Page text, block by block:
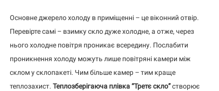
Основне джерело холоду в приміщенні – це віконний отвір.
Перевірте самі – взимку скло дуже холодне, а отже, через
нього холодне повітря проникає всередину. Послабити
проникнення холоду можуть лише повітряні камери між
склом у склопакеті. Чим більше камер – тим краще
теплозахист. Теплозберігаюча плівка “Третє скло”створює